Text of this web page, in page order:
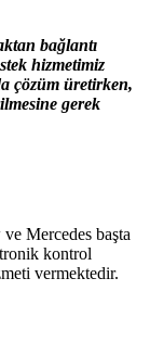
bağlantı
hizmetimiz
çözüm üretirken,
gerek
Mercedes başta
kontrol
vermektedir.